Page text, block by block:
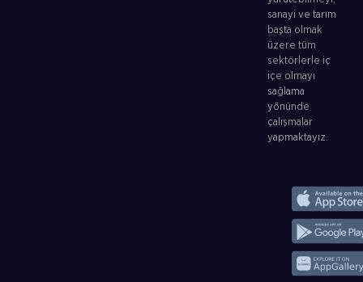
sanayi ve tarım
başta olmak
üzere tüm
sektörlerle iç
içe olmayı
sağlama
yönünde
çalışmalar
yapmaktayız.